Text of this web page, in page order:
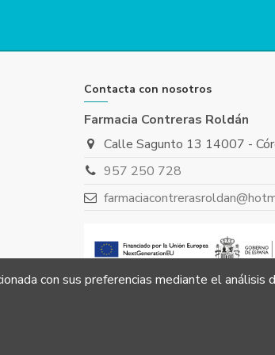
Contacta con nosotros
Farmacia Contreras Roldán
Calle Sagunto 13 14007 -
957 250 728
con sus preferencias mediante el análisis